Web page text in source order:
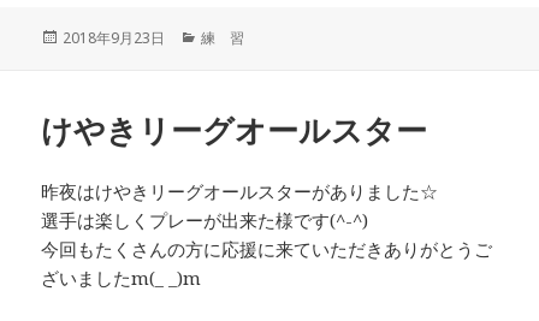
投
2018年9月23日
カ
ー
練 習
けやきリーグオールスター
昨夜はけやきリーグオールスターがありました☆
選手は楽しくプレーが出来た様です(^-^)
今回もたくさんの方に応援に来ていただきありがとうご
ざいましたm(_ _)m